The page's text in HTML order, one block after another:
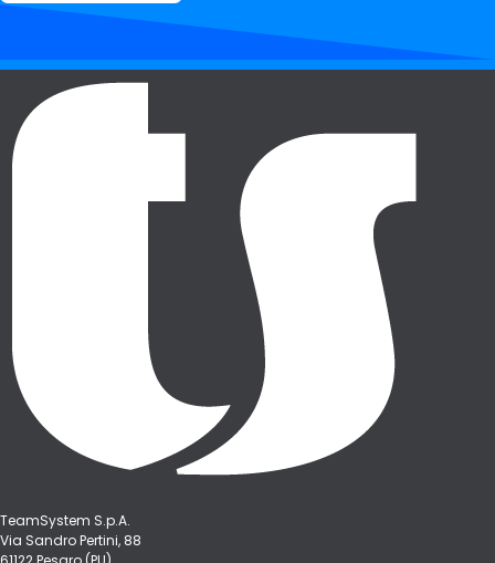
TeamSystem S.p.A.
Via Sandro Pertini, 88